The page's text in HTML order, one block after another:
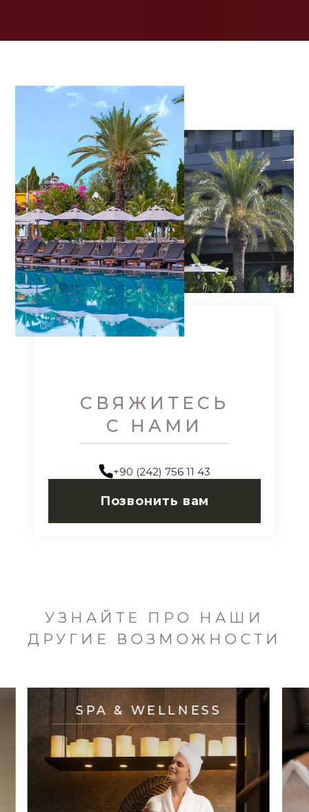
СВЯЖИТЕСЬ
С НАМИ
+90 (242) 756 11 43
Позвонить вам
УЗНАЙТЕ ПРО НАШИ
ДРУГИЕ ВОЗМОЖНОСТИ
SPA & WELLNESS